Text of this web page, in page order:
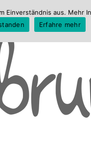
Einverständnis aus. Mehr
Erfahre mehr